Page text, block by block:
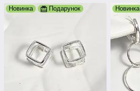
Новинка Подарунок Новинка